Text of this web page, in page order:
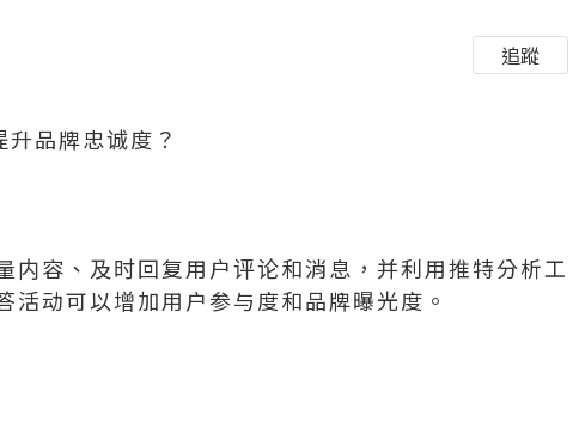
追蹤
品牌忠诚度？
容、及时回复用户评论和消息，并利用推特分析工
动可以增加用户参与度和品牌曝光度。